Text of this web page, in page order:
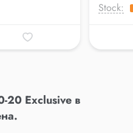
Stock:
20 Exclusive в